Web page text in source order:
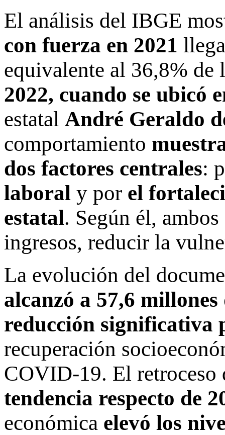
El análisis del IBGE
con fuerza en 2021
equivalente al 36,8%
2022, cuando se ubicó
estatal André Geraldo
comportamiento
dos factores centrales:
laboral y por el
estatal. Según él,
ingresos, reducir la
La evolución del
alcanzó a 57,6
reducción significativa
recuperación
COVID-19. El retroceso
tendencia respecto de
económica elevó los